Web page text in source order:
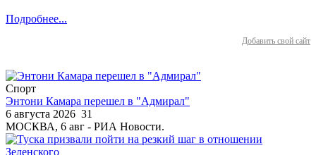
Подробнее...
Добавить свой сайт
Спорт
Энтони Камара перешел в "Адмирал"
6 августа 2026 31
МОСКВА, 6 авг - РИА Новости.